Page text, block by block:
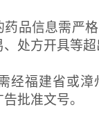
品信息需严格
处方开具等
福建省或漳
批准文号。